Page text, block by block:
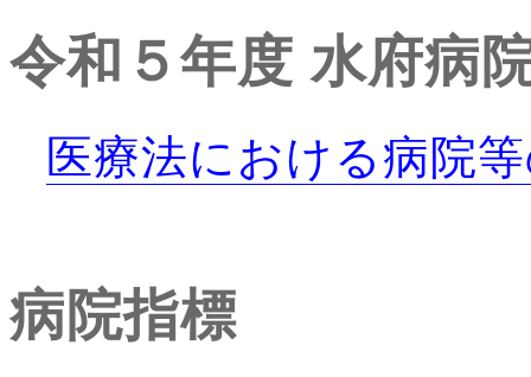
令和５年度 水府病
医療法における病院
病院指標